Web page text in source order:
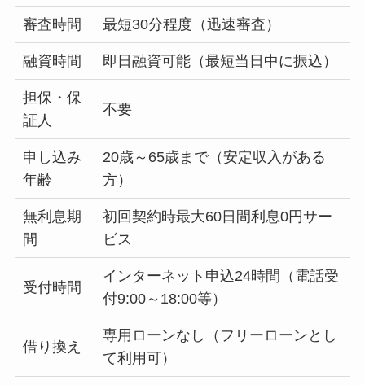
審査時間 最短30分程度（迅速審査）
融資時間 即日融資可能（最短当日中に振込）
担保・保
証人
不要
申し込み
年齢
20歳～65歳まで（安定収入がある
方）
無利息期
間
初回契約時最大60日間利息0円サー
ビス
受付時間
インターネット申込24時間（電話受
付9:00～18:00等）
借り換え
専用ローンなし（フリーローンとし
て利用可）